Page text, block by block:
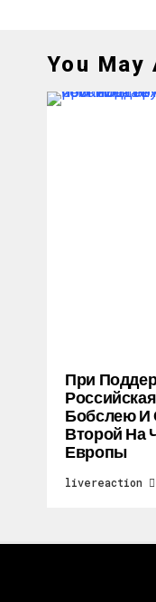
You May
При
Бобслею И
Второй На
Европы
livereaction